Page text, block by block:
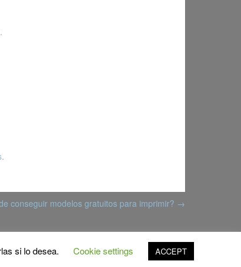
.
conseguir modelos gratuitos para imprimir? →
si lo desea. Cookie settings ACCEPT